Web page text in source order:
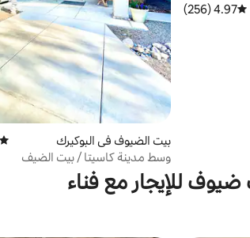
متوسط التقييم 4.97 من 5، 256 مراجعات
4.97 (256)
بيت الضيوف في البوكيرك
وسط مدينة كاسيتا / بيت الضيف
ضيوف للإيجار مع فناء